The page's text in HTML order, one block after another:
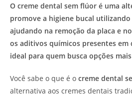
post:
O creme dental sem flúor é uma
promove a higiene bucal
ajudando na remoção da placa e
os aditivos químicos presentes em
ideal para quem busca opções
Você sabe o que é o creme dental
alternativa aos cremes dentais